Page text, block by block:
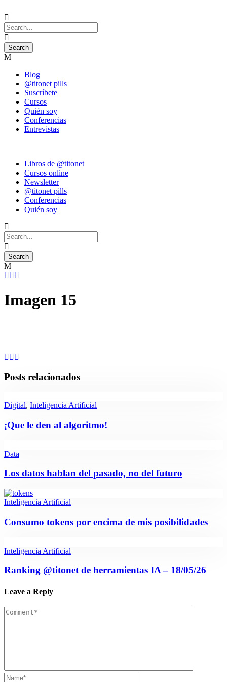
Blog
@titonet pills
Suscríbete
Cursos
Quién soy
Conferencias
Entrevistas
Libros de @titonet
Cursos online
Newsletter
@titonet pills
Conferencias
Quién soy
Imagen 15
Posts relacionados
Digital, Inteligencia Artificial
¡Que le den al algoritmo!
Data
Los datos hablan del pasado, no del futuro
Inteligencia Artificial
Consumo tokens por encima de mis posibilidades
Inteligencia Artificial
Ranking @titonet de herramientas IA – 18/05/26
Leave a Reply